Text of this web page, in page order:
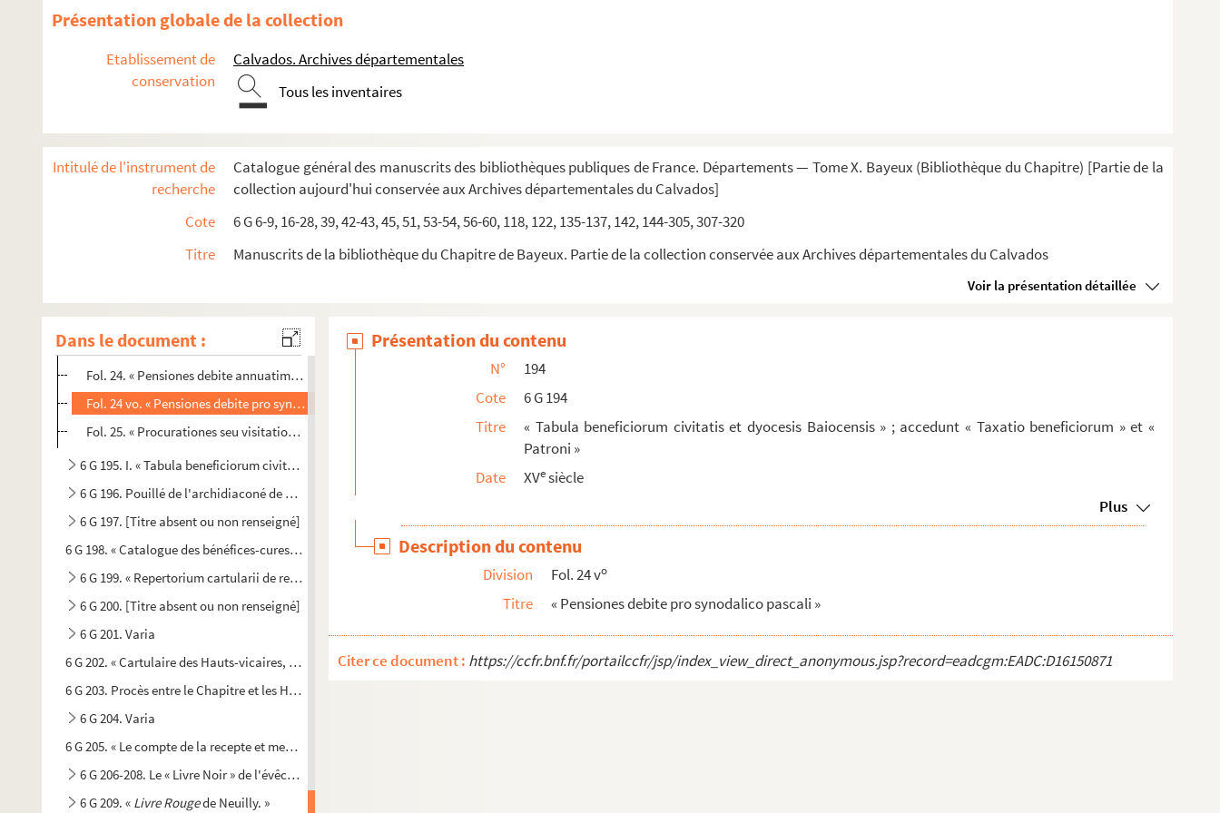
Présentation globale de la collection
Etablissement de
conservation
Calvados. Archives départementales
Tous les inventaires
Intitulé de l'instrument de
recherche
Catalogue général des manuscrits des bibliothèques publiques de France. Départements — Tome X. Bayeux (Bibliothèque du Chapitre) [Partie de la
collection aujourd'hui conservée aux Archives départementales du Calvados]
Cote
6 G 6-9, 16-28, 39, 42-43, 45, 51, 53-54, 56-60, 118, 122, 135-137, 142, 144-305, 307-320
Titre
Manuscrits de la bibliothèque du Chapitre de Bayeux. Partie de la collection conservée aux Archives départementales du Calvados
Voir la présentation détaillée
Dans le document :
Fol. 2. « Abbatie et prioratus dyocesis Baiocensis »
Fol. 3 vo. « Apud Baiocas, beneficia in civitate et infra singulas et banleucam existentia »
Fol. 9 vo. « In archidyaconatu de Cadomo. Decanatus de Crolleyo. — Decanatus de Dovra. — Decanatus de Maletoto ...
Fol. 12. « In archidyaconatu de Oximo. Decanatus de Troarno. — Decanatus de Vaucellis. — Decanatus de Cinguel...
Fol. 19 vo. « Apud Cadomum. — Apud Sepulcrum. — »
Fol. 21. « Apud Cambremer »
Fol. 22. « Exempti Fiscanenses »
Fol. 22 vo. « Abbates ordinis Cisterciensis »
Fol. 24. « Pensiones debite annuatim : primo pro synodo pascali ; secundo pro synodo hyemali »
Fol. 24 vo. « Pensiones debite pro synodalico pascali »
Fol. 25. « Procurationes seu visitationes »
6 G 195. I. « Tabula beneficiorum civitatis et diocesis Baiocensis »
6 G 196. Pouillé de l'archidiaconé de Caen
6 G 197. [Titre absent ou non renseigné]
6 G 198. « Catalogue des bénéfices-cures du diocèse de Bayeux et du nom des patrons »
6 G 199. « Repertorium cartularii de rebus fabrice Baiocensis ecclesie pertinentibus, facti et scripti anno D...
6 G 200. [Titre absent ou non renseigné]
6 G 201. Varia
6 G 202. « Cartulaire des Hauts-vicaires, chapelains de la chapelle Saint-Martin de la Cathédrale »
6 G 203. Procès entre le Chapitre et les Hauts-vicaires de la Cathédrale
6 G 204. Varia
6 G 205. « Le compte de la recepte et mesnagerie du temporel de Baieux appartenant a révérend père en Dieu, m...
6 G 206-208. Le « Livre Noir » de l'évêché de Bayeux
6 G 209. « Livre Rougede Neuilly. »
Présentation du contenu
N°
194
Cote
6 G 194
Titre
« Tabula beneficiorum civitatis et dyocesis Baiocensis » ; accedunt « Taxatio beneficiorum » et «
Patroni »
Date
XVesiècle
Plus
Description du contenu
Division Fol. 24 vo
Titre « Pensiones debite pro synodalico pascali »
Citer ce document : https://ccfr.bnf.fr/portailccfr/jsp/index_view_direct_anonymous.jsp?record=eadcgm:EADC:D16150871